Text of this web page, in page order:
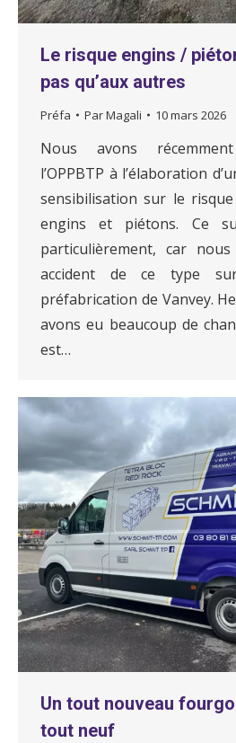
Le risque engins /
pas qu’aux autres
Préfa ParMagali 10 mars 2026
Nous avons
l’OPPBTP à l’élaboration
sensibilisation sur le
engins et piétons. Ce
particulièrement, car
accident de ce type
préfabrication de Vanvey.
avons eu beaucoup de
est…
Un tout nouveau
tout neuf